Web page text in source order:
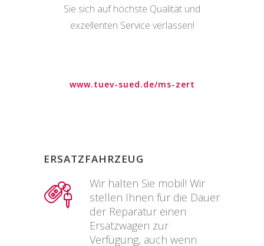
Sie sich auf höchste Qualität und
exzellenten Service verlassen!
www.tuev-sued.de/ms-zert
ERSATZFAHRZEUG
Wir halten Sie mobil! Wir
stellen Ihnen für die Dauer
der Reparatur einen
Ersatzwagen zur
Verfügung, auch wenn